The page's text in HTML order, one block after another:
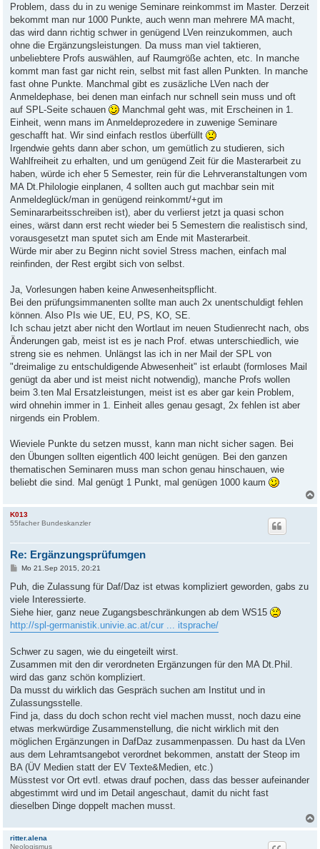
Problem, dass du in zu wenige Seminare reinkommst im Master. Derzeit
bekommt man nur 1000 Punkte, auch wenn man mehrere MA macht,
das wird dann richtig schwer in genügend LVen reinzukommen, auch
ohne die Ergänzungsleistungen. Da muss man viel taktieren,
unbeliebtere Profs auswählen, auf Raumgröße achten, etc. In manche
kommt man fast gar nicht rein, selbst mit fast allen Punkten. In manche
fast ohne Punkte. Manchmal gibt es zusäzliche LVen nach der
Anmeldephase, bei denen man einfach nur schnell sein muss und oft
auf SPL-Seite schauen
Manchmal geht was, mit Erscheinen in 1.
Einheit, wenn mans im Anmeldeprozedere in zuwenige Seminare
geschafft hat. Wir sind einfach restlos überfüllt
Irgendwie gehts dann aber schon, um gemütlich zu studieren, sich
Wahlfreiheit zu erhalten, und um genügend Zeit für die Masterarbeit zu
haben, würde ich eher 5 Semester, rein für die Lehrveranstaltungen vom
MA Dt.Philologie einplanen, 4 sollten auch gut machbar sein mit
Anmeldeglück/man in genügend reinkommt/+gut im
Seminararbeitsschreiben ist), aber du verlierst jetzt ja quasi schon
eines, wärst dann erst recht wieder bei 5 Semestern die realistisch sind,
vorausgesetzt man sputet sich am Ende mit Masterarbeit.
Würde mir aber zu Beginn nicht soviel Stress machen, einfach mal
reinfinden, der Rest ergibt sich von selbst.
Ja, Vorlesungen haben keine Anwesenheitspflicht.
Bei den prüfungsimmanenten sollte man auch 2x unentschuldigt fehlen
können. Also PIs wie UE, EU, PS, KO, SE.
Ich schau jetzt aber nicht den Wortlaut im neuen Studienrecht nach, obs
Änderungen gab, meist ist es je nach Prof. etwas unterschiedlich, wie
streng sie es nehmen. Unlängst las ich in ner Mail der SPL von
"dreimalige zu entschuldigende Abwesenheit" ist erlaubt (formloses Mail
genügt da aber und ist meist nicht notwendig), manche Profs wollen
beim 3.ten Mal Ersatzleistungen, meist ist es aber gar kein Problem,
wird ohnehin immer in 1. Einheit alles genau gesagt, 2x fehlen ist aber
nirgends ein Problem.
Wieviele Punkte du setzen musst, kann man nicht sicher sagen. Bei
den Übungen sollten eigentlich 400 leicht genügen. Bei den ganzen
thematischen Seminaren muss man schon genau hinschauen, wie
beliebt die sind. Mal genügt 1 Punkt, mal genügen 1000 kaum
K013
55facher Bundeskanzler
Re: Ergänzungsprüfumgen
B
i
r
a
Mo 21.Sep 2015, 20:21
Puh, die Zulassung für Daf/Daz ist etwas kompliziert geworden, gabs zu
viele Interessierte.
Siehe hier, ganz neue Zugangsbeschränkungen ab dem WS15
http://spl-germanistik.univie.ac.at/cur ... itsprache/
Schwer zu sagen, wie du eingeteilt wirst.
Zusammen mit den dir verordneten Ergänzungen für den MA Dt.Phil.
wird das ganz schön kompliziert.
Da musst du wirklich das Gespräch suchen am Institut und in
Zulassungsstelle.
Find ja, dass du doch schon recht viel machen musst, noch dazu eine
etwas merkwürdige Zusammenstellung, die nicht wirklich mit den
möglichen Ergänzungen in DafDaz zusammenpassen. Du hast da LVen
aus dem Lehramtsangebot verordnet bekommen, anstatt der Steop im
BA (ÜV Medien statt der EV Texte&Medien, etc.)
Müsstest vor Ort evtl. etwas drauf pochen, dass das besser aufeinander
abgestimmt wird und im Detail angeschaut, damit du nicht fast
dieselben Dinge doppelt machen musst.
ritter.alena
Neologismus